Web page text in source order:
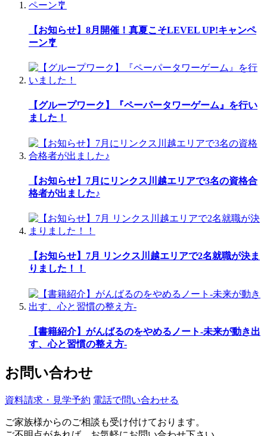
【お知らせ】8月開催！真夏こそLEVEL UP!キャンペ
ーン🎐
【グループワーク】『ペーパータワーゲーム』を行い
ました！
【お知らせ】7月にリンクス川越エリアで3名の資格合
格者が出ました♪
【お知らせ】7月 リンクス川越エリアで2名就職が決ま
りました！！
【書籍紹介】がんばるのをやめるノート-未来が動き出
す、心と習慣の整え方-
お問い合わせ
資料請求・見学予約 電話で問い合わせる
ご家族様からのご相談も受け付けております。